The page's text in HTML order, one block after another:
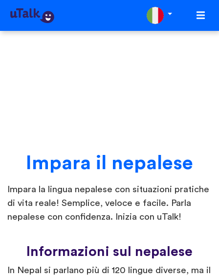
Impara il nepalese
Impara la lingua nepalese con situazioni pratiche
di vita reale! Semplice, veloce e facile. Parla
nepalese con confidenza. Inizia con uTalk!
Informazioni sul nepalese
In Nepal si parlano più di 120 lingue diverse, ma il